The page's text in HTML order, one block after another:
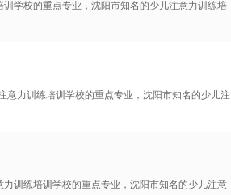
学校的重点专业，沈阳市知名的少儿注意力训练培
力训练培训学校的重点专业，沈阳市知名的少儿注
训练培训学校的重点专业，沈阳市知名的少儿注意